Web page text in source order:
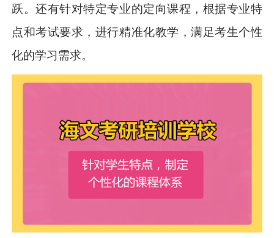
跃。还有针对特定专业的定向课程，根据专业特
点和考试要求，进行精准化教学，满足考生个性
化的学习需求。